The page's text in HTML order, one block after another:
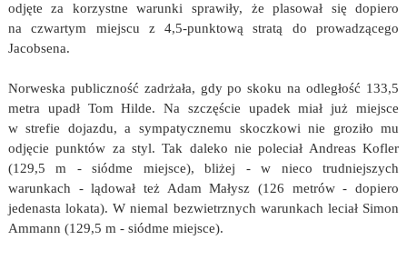
odjęte za korzystne warunki sprawiły, że plasował się dopiero
na czwartym miejscu z 4,5-punktową stratą do prowadzącego
Jacobsena.
Norweska publiczność zadrżała, gdy po skoku na odległość 133,5
metra upadł Tom Hilde. Na szczęście upadek miał już miejsce
w strefie dojazdu, a sympatycznemu skoczkowi nie groziło mu
odjęcie punktów za styl. Tak daleko nie poleciał Andreas Kofler
(129,5 m - siódme miejsce), bliżej - w nieco trudniejszych
warunkach - lądował też Adam Małysz (126 metrów - dopiero
jedenasta lokata). W niemal bezwietrznych warunkach leciał Simon
Ammann (129,5 m - siódme miejsce).